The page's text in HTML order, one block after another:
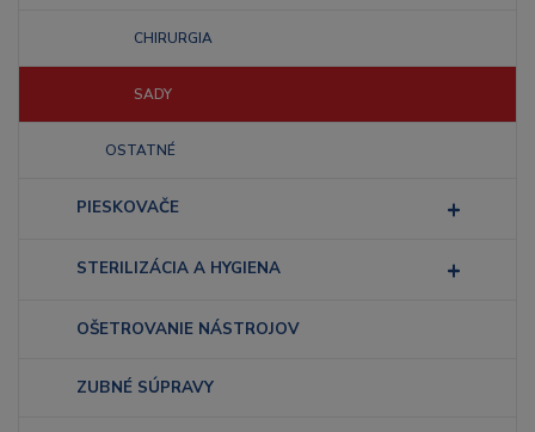
CHIRURGIA
SADY
OSTATNÉ
PIESKOVAČE
STERILIZÁCIA A HYGIENA
OŠETROVANIE NÁSTROJOV
ZUBNÉ SÚPRAVY